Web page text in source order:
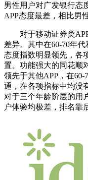
男性用户对广发银行态
APP态度最差，相比男
对于移动证券类APP
差异。其中在60-70年
态度指数明显领先，各
置。功能强大的同花顺
领先于其他APP，在60-
通，在各项指标中均没
对于三个年龄阶层的用
户体验均极差，排名靠